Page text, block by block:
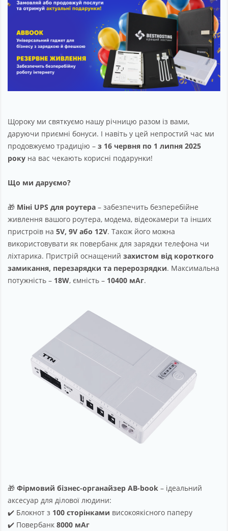
Щороку ми святкуємо нашу річницю разом із вами,
даруючи приємні бонуси. І навіть у цей непростий час ми
продовжуємо традицію – з 16 червня по 1 липня 2025
року на вас чекають корисні подарунки!
Що ми даруємо?
🎁 Міні UPS для роутера – забезпечить безперебійне
живлення вашого роутера, модема, відеокамери та інших
пристроїв на 5V, 9V або 12V. Також його можна
використовувати як повербанк для зарядки телефона чи
ліхтарика. Пристрій оснащений захистом від короткого
замикання, перезарядки та перерозрядки. Максимальна
потужність – 18W, ємність – 10400 мАг.
🎁 Фірмовий бізнес-органайзер AB-book – ідеальний
аксесуар для ділової людини:
✔️ Блокнот з 100 сторінками високоякісного паперу
✔️ Повербанк 8000 мАг